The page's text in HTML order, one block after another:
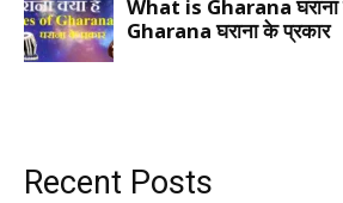
Recent Posts